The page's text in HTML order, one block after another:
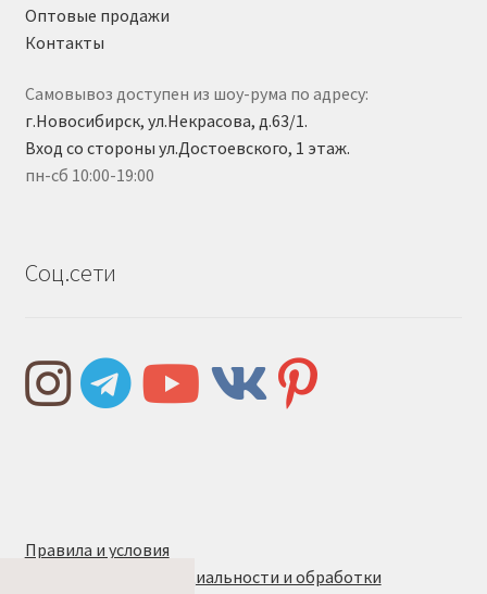
Оптовые продажи
Контакты
Самовывоз доступен из шоу-рума по адресу:
г.Новосибирск, ул.Некрасова, д.63/1.
Вход со стороны ул.Достоевского, 1 этаж.
пн-сб 10:00-19:00
Соц.сети
Правила и условия
Политика конфиденциальности и обработки